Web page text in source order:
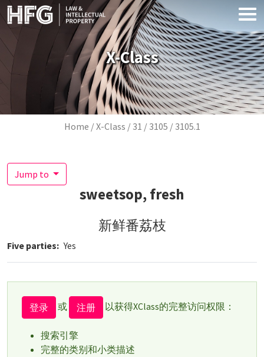
Skip to main content
X-Class
Breadcrumb
Home X-Class 31 3105 3105.1
Jump to
sweetsop, fresh
新鲜番荔枝
Five parties Yes
登录 或 注册 以获得XClass的完整访问权限：
搜索引擎
完整的类别和小类描述